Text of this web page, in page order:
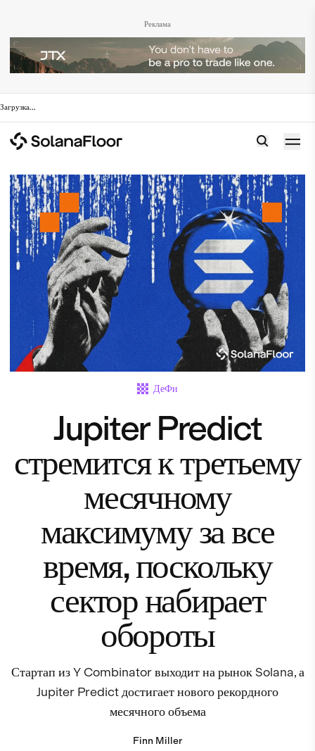
Реклама
Загрузка...
ДеФи
Jupiter Predict
стремится к третьему
месячному
максимуму за все
время, поскольку
сектор набирает
обороты
Стартап из Y Combinator выходит на рынок Solana, а
Jupiter Predict достигает нового рекордного
месячного объема
Finn Miller